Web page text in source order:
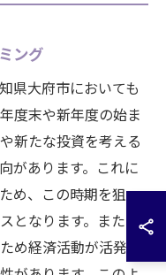
ング
県大府市においても
度末や新年度の始ま
新たな投資を考える
があります。これに
め、この時期を狙っ
となります。また、
め経済活動が活発化